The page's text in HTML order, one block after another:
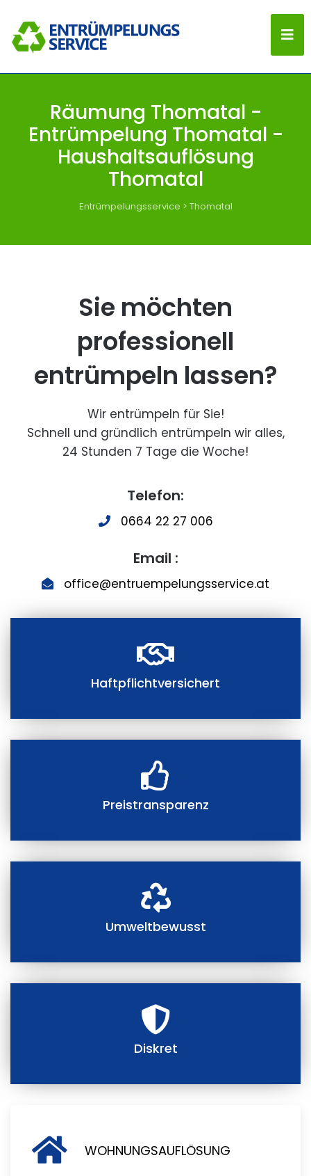
Räumung Thomatal -
Entrümpelung Thomatal -
Haushaltsauflösung
Thomatal
Entrümpelungsservice > Thomatal
Sie möchten
professionell
entrümpeln lassen?
Wir entrümpeln für Sie!
Schnell und gründlich entrümpeln wir alles,
24 Stunden 7 Tage die Woche!
Telefon:
0664 22 27 006
Email :
office@entruempelungsservice.at
Haftpflichtversichert
Preistransparenz
Umweltbewusst
Diskret
WOHNUNGSAUFLÖSUNG